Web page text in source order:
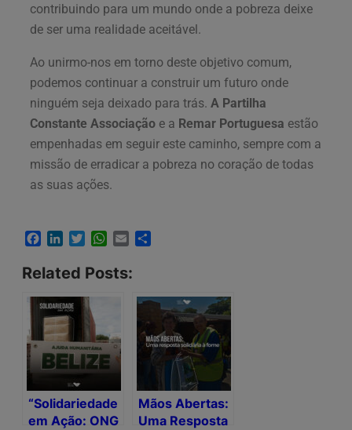
contribuindo para um mundo onde a pobreza deixe
de ser uma realidade aceitável.
Ao unirmo-nos em torno deste objetivo comum,
podemos continuar a construir um futuro onde
ninguém seja deixado para trás. A Partilha
Constante Associação e a Remar Portuguesa estão
empenhadas em seguir este caminho, sempre com a
missão de erradicar a pobreza no coração de todas
as suas ações.
Facebook
LinkedInTwitterWhatsApp
Email
Related Posts:
“Solidariedade
em Ação: ONG
Mãos Abertas:
Uma Resposta